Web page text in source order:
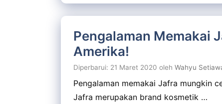
Pengalaman Memakai
Amerika!
Diperbarui: 21 Maret 2020 oleh Wahyu
Pengalaman memakai Jafra mungkin
Jafra merupakan brand kosmetik …